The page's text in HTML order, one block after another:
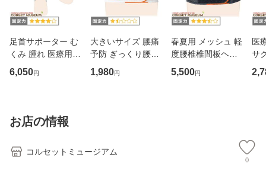
足首サポーター む
くみ 腫れ 医療用
アンクルソフト
6,050円
大きいサイズ 腰痛
予防 ぎっくり腰｜
マックスベルトme
2(3L・4L・5Lサイ
1,980円
春夏用 メッシュ 軽
度腰椎椎間板ヘル
ニア｜ガード・メ
ッシュA
5,500円
医
サ
お店の情報
コルセットミュージアム
0